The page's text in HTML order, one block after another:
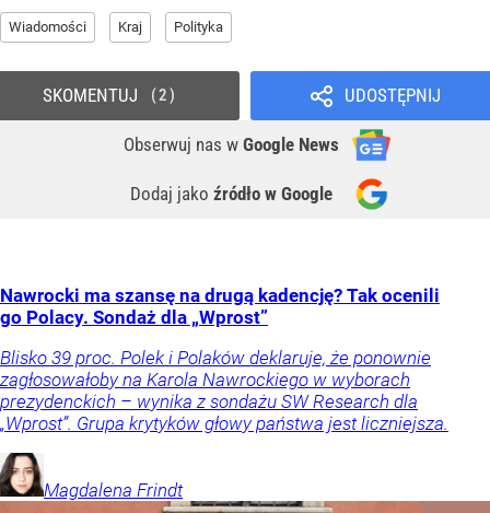
Wiadomości Kraj Polityka
UDOSTĘPNIJ
Obserwuj nas w Google News
Dodaj jako źródło w Google
SKOMENTUJ 2
Nawrocki ma szansę na drugą kadencję? Tak ocenili
go Polacy. Sondaż dla „Wprost”
Blisko 39 proc. Polek i Polaków deklaruje, że ponownie
zagłosowałoby na Karola Nawrockiego w wyborach
prezydenckich – wynika z sondażu SW Research dla
„Wprost”. Grupa krytyków głowy państwa jest liczniejsza.
Magdalena Frindt